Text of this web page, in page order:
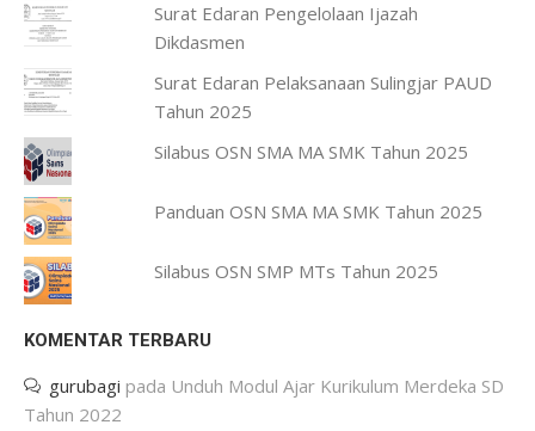
Surat Edaran Pengelolaan Ijazah
Dikdasmen
Surat Edaran Pelaksanaan Sulingjar PAUD
Tahun 2025
Silabus OSN SMA MA SMK Tahun 2025
Panduan OSN SMA MA SMK Tahun 2025
Silabus OSN SMP MTs Tahun 2025
KOMENTAR TERBARU
gurubagi pada Unduh Modul Ajar Kurikulum Merdeka SD
Tahun 2022